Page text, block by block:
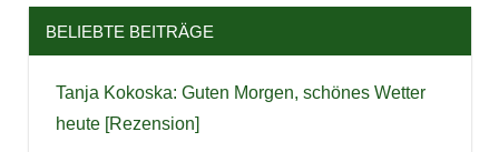
BELIEBTE BEITRÄGE
Tanja Kokoska: Guten Morgen, schönes Wetter
heute [Rezension]